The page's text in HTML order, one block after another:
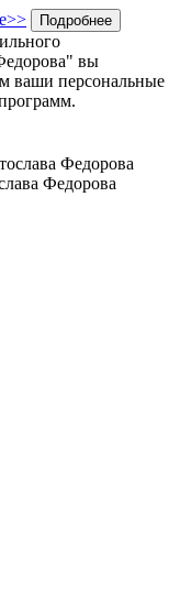
Подробнее
вы
ваши персональные
Федорова